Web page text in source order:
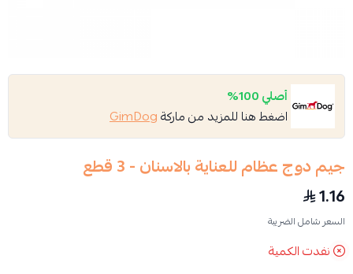
أصلي 100%
اضغط هنا للمزيد من ماركةGimDog
جيم دوج عظام للعناية بالاسنان - 3 قطع
1.16
السعر شامل الضريبة
نفدت الكمية